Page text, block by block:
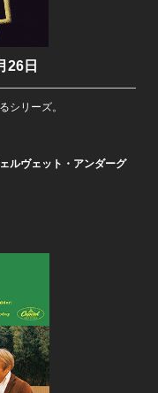
26日
シリーズ。
ルヴェット・アンダーグ